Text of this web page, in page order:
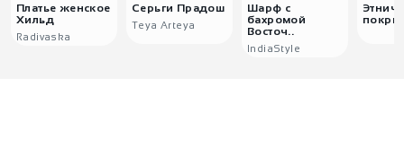
Платье женское
Хильд
Radivaska
Серьги Прадош
Teya Arteya
Шарф с
бахромой
Восточ..
IndiaStyle